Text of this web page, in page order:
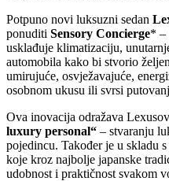
Potpuno novi luksuzni sedan
ponuditi Sensory Concierge* –
usklađuje klimatizaciju,
automobila kako bi stvorio
umirujuće, osvježavajuće,
osobnom ukusu ili svrsi
Ova inovacija odražava
luxury personal“ – stvaranju
pojedincu. Također je u skladu
koje kroz najbolje japanske
udobnost i praktičnost svakom